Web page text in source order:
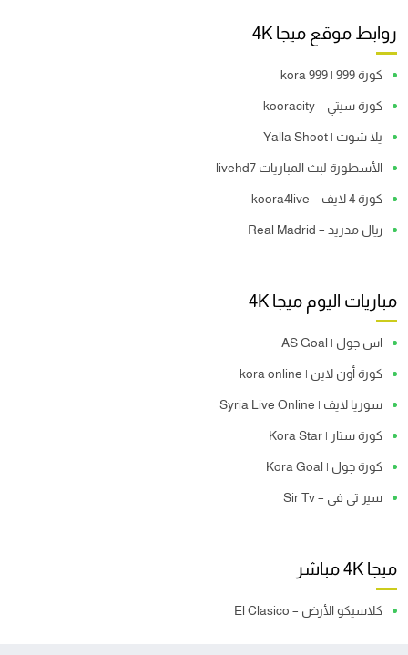
روابط موقع ميجا 4K
كورة 999 | kora 999
كورة سيتي – kooracity
يلا شوت | Yalla Shoot
الأسطورة لبث المباريات livehd7
كورة 4 لايف – koora4live
ريال مدريد – Real Madrid
مباريات اليوم ميجا 4K
اس جول | AS Goal
كورة أون لاين | kora online
سوريا لايف | Syria Live Online
كورة ستار | Kora Star
كورة جول | Kora Goal
سير تي في – Sir Tv
ميجا 4K مباشر
كلاسيكو الأرض – El Clasico